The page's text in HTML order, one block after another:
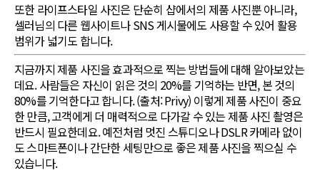
또한 라이프스타일 사진은 단순히 샵에서의 제품 사진뿐 아니라,
셀러님의 다른 웹사이트나 SNS 게시물에도 사용할 수 있어 활용
범위가 넓기도 합니다.
지금까지 제품 사진을 효과적으로 찍는 방법들에 대해 알아보았는
데요. 사람들은 자신이 읽은 것의 20%를 기억하는 반면, 본 것의
80%를 기억한다고 합니다. (출처: Privy) 이렇게 제품 사진이 중요
한 만큼, 고객에게 더 매력적으로 다가갈 수 있는 제품 사진 촬영은
반드시 필요한데요. 예전처럼 멋진 스튜디오나 DSLR 카메라 없이
도 스마트폰이나 간단한 세팅만으로 좋은 제품 사진을 찍으실 수
있습니다.